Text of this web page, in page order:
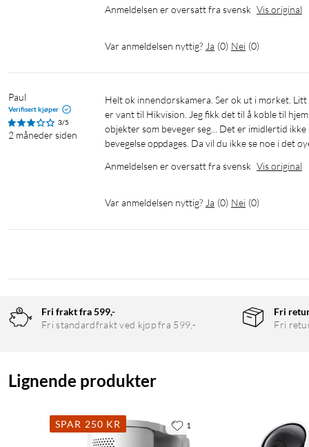
Anmeldelsen er oversatt fra svensk Vis original
Var anmeldelsen nyttig? Ja (0) Nei (0)
Paul
Verifisert kjøper
3/5
2 måneder siden
Helt ok innendørskamera. Ser ok ut i mørket. Litt dårlig oppløsning, men du kan ikke forvente mer av et så billig kamera. Jeg
er vant til Hikvision. Jeg fikk det til å koble til
objekter som beveger seg... Det er imidlertid
bevegelse oppdages. Da vil du ikke se noe i det
Anmeldelsen er oversatt fra svensk Vis original
Var anmeldelsen nyttig? Ja (0) Nei (0)
Fri frakt fra 599,-
Fri standardfrakt ved kjøp fra 599,-
Fri
Fri
Lignende produkter
SPAR 250 KR 1